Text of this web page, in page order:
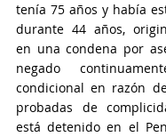
tenía 75 años y había
durante 44 años,
en una condena por
negado
condicional en razón
probadas de
está detenido en el